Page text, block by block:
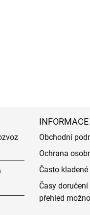
INFORMACE
Obchodní
Ochrana
Často
Časy
přehled